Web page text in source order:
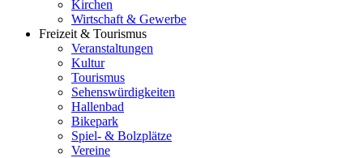
Kirchen
Wirtschaft & Gewerbe
Freizeit & Tourismus
Veranstaltungen
Kultur
Tourismus
Sehenswürdigkeiten
Hallenbad
Bikepark
Spiel- & Bolzplätze
Vereine